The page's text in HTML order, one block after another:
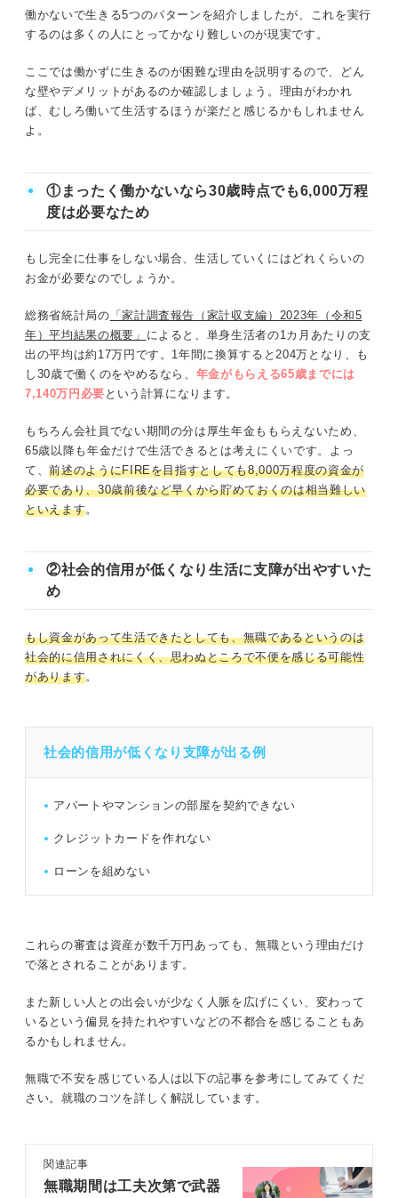
働かないで生きる5つのパターンを紹介しましたが、これを実行
するのは多くの人にとってかなり難しいのが現実です。
ここでは働かずに生きるのが困難な理由を説明するので、どん
な壁やデメリットがあるのか確認しましょう。理由がわかれ
ば、むしろ働いて生活するほうが楽だと感じるかもしれません
よ。
①まったく働かないなら30歳時点でも6,000万程
度は必要なため
もし完全に仕事をしない場合、生活していくにはどれくらいの
お金が必要なのでしょうか。
総務省統計局の 「家計調査報告（家計収支編）2023年（令和5
年）平均結果の概要」 によると、単身生活者の1カ月あたりの支
出の平均は約17万円です。1年間に換算すると204万となり、も
し30歳で働くのをやめるなら、 年金がもらえる65歳までには
7,140万円必要 という計算になります。
もちろん会社員でない期間の分は厚生年金ももらえないため、
65歳以降も年金だけで生活できるとは考えにくいです。よっ
て、前述のようにFIREを目指すとしても8,000万程度の資金が
必要であり、30歳前後など早くから貯めておくのは相当難しい
といえます。
②社会的信用が低くなり生活に支障が出やすいた
め
もし資金があって生活できたとしても、無職であるというのは
社会的に信用されにくく、思わぬところで不便を感じる可能性
があります。
社会的信用が低くなり支障が出る例
アパートやマンションの部屋を契約できない
クレジットカードを作れない
ローンを組めない
これらの審査は資産が数千万円あっても、無職という理由だけ
で落とされることがあります。
また新しい人との出会いが少なく人脈を広げにくい、変わって
いるという偏見を持たれやすいなどの不都合を感じることもあ
るかもしれません。
無職で不安を感じている人は以下の記事を参考にしてみてくだ
さい。就職のコツを詳しく解説しています。
関連記事
無職期間は工夫次第で武器